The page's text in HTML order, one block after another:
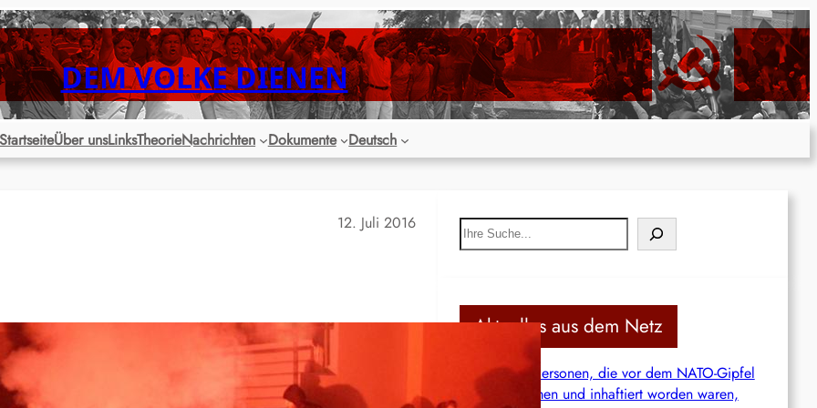
DEM VOLKE DIENEN
StartseiteÜber unsLinksTheorieNachrichten Dokumente Deutsch
12. Juli 2016
S
e
c
Aktuelles aus dem Netz
Türkei: 19 Personen, die vor dem NATO-Gipfel
festgenommen und inhaftiert worden waren,